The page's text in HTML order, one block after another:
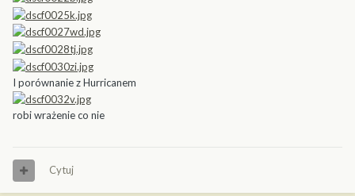
I porównanie z Hurricanem
robi wrażenie co nie
Cytuj